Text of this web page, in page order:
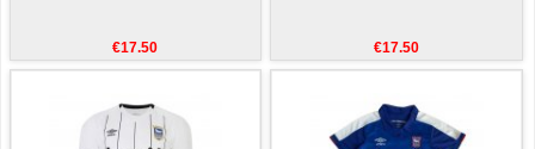
€17.50 €17.50